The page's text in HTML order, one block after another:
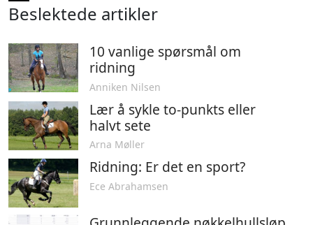
Beslektede artikler
10 vanlige spørsmål om
ridning
Anniken Nilsen
Lær å sykle to-punkts eller
halvt sete
Arna Møller
Ridning: Er det en sport?
Ece Abrahamsen